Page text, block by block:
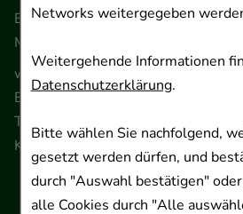
Networks weitergegeben
Weitergehende Informationen
Datenschutzerklärung.
Bitte wählen Sie nachfolgend,
gesetzt werden dürfen, und
durch "Auswahl bestätigen"
alle Cookies durch "Alle
Beratung und Kundenservice:
Montag - Freitag von 9.00 bis 17.00
www.ApoSalis.de
Ernst-August-Platz 2 · 30159
Telefon 0511 89 71 80 0 · Fax
Kontaktformular